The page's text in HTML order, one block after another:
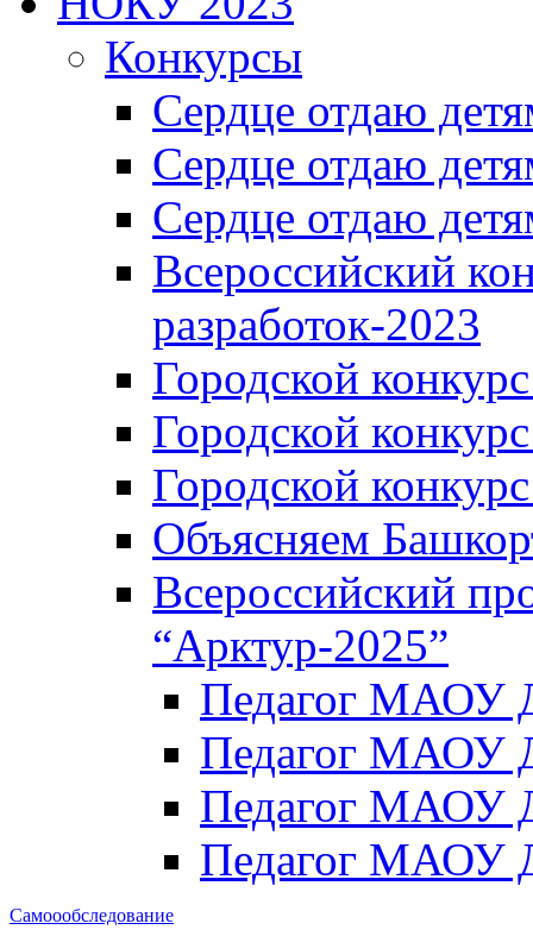
Конкурсы
Сердце отдаю
Сердце отдаю
Сердце отдаю
Всероссийский
разработок-2023
Городской
Городской
Городской
Объясняем
Всероссийский
“Арктур-2025”
Педагог МАОУ
Педагог МАОУ
Педагог МАОУ
Педагог МАОУ
Самоообследование